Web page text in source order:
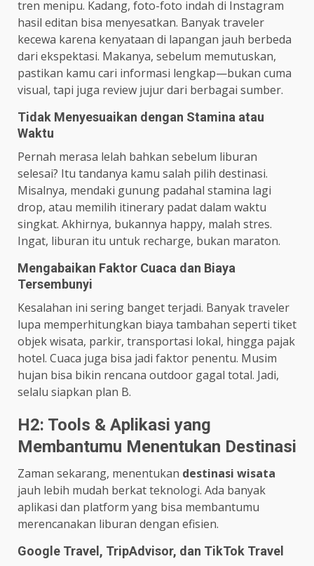
tren menipu. Kadang, foto-foto indah di Instagram
hasil editan bisa menyesatkan. Banyak traveler
kecewa karena kenyataan di lapangan jauh berbeda
dari ekspektasi. Makanya, sebelum memutuskan,
pastikan kamu cari informasi lengkap—bukan cuma
visual, tapi juga review jujur dari berbagai sumber.
Tidak Menyesuaikan dengan Stamina atau
Waktu
Pernah merasa lelah bahkan sebelum liburan
selesai? Itu tandanya kamu salah pilih destinasi.
Misalnya, mendaki gunung padahal stamina lagi
drop, atau memilih itinerary padat dalam waktu
singkat. Akhirnya, bukannya happy, malah stres.
Ingat, liburan itu untuk recharge, bukan maraton.
Mengabaikan Faktor Cuaca dan Biaya
Tersembunyi
Kesalahan ini sering banget terjadi. Banyak traveler
lupa memperhitungkan biaya tambahan seperti tiket
objek wisata, parkir, transportasi lokal, hingga pajak
hotel. Cuaca juga bisa jadi faktor penentu. Musim
hujan bisa bikin rencana outdoor gagal total. Jadi,
selalu siapkan plan B.
H2: Tools & Aplikasi yang
Membantumu Menentukan Destinasi
Zaman sekarang, menentukan destinasi wisata
jauh lebih mudah berkat teknologi. Ada banyak
aplikasi dan platform yang bisa membantumu
merencanakan liburan dengan efisien.
Google Travel, TripAdvisor, dan TikTok Travel